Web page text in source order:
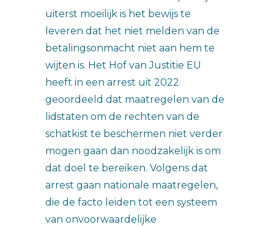
uiterst moeilijk is het bewijs te
leveren dat het niet melden van de
betalingsonmacht niet aan hem te
wijten is. Het Hof van Justitie EU
heeft in een arrest uit 2022
geoordeeld dat maatregelen van de
lidstaten om de rechten van de
schatkist te beschermen niet verder
mogen gaan dan noodzakelijk is om
dat doel te bereiken. Volgens dat
arrest gaan nationale maatregelen,
die de facto leiden tot een systeem
van onvoorwaardelijke